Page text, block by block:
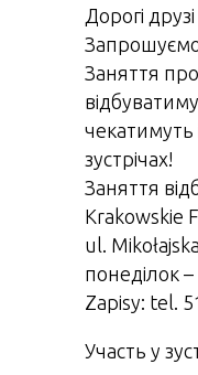
Дорогі
Запрошуємо
Заняття
чекатимуть
зустрічах!
Заняття
Krakowskie
ul.
понеділок
Zapisy: tel.
Участь у